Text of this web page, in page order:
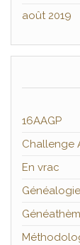
août 2019
16AAGP
Challenge
En vrac
Généalogie